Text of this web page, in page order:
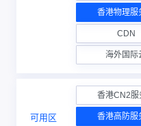
香港物理服
CDN
海外国际
可用区
香港CN2服
香港高防服